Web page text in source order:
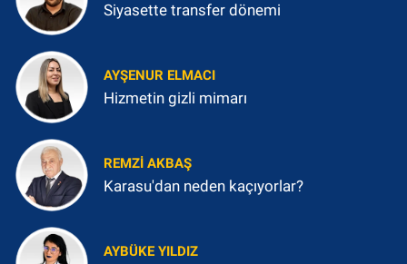
Siyasette transfer dönemi
AYŞENUR ELMACI
Hizmetin gizli mimarı
REMZI AKBAŞ
Karasu'dan neden kaçıyorlar?
AYBÜKE YILDIZ